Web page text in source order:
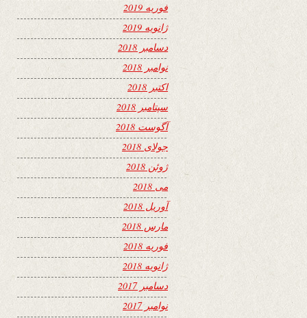
فوریه 2019
ژانویه 2019
دسامبر 2018
نوامبر 2018
اکتبر 2018
سپتامبر 2018
آگوست 2018
جولای 2018
ژوئن 2018
می 2018
آوریل 2018
مارس 2018
فوریه 2018
ژانویه 2018
دسامبر 2017
نوامبر 2017